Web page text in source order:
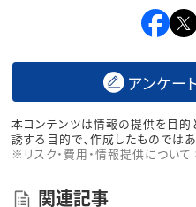
アンケー
本コンテンツは情報の提供を目的
誘する目的で、作成したものではあ
※リスク・費用・情報提供について
関連記事